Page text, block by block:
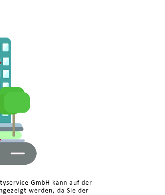
GmbH kann auf der
werden, da Sie der